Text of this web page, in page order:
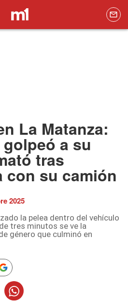
La Matanza:
a su
tras
con su camión
2025
la pelea dentro del vehículo
tres minutos se ve la
género que culminó en